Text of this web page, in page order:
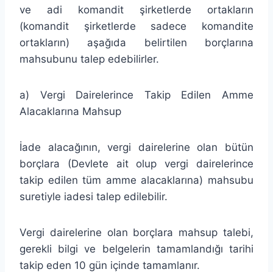
ve adi komandit şirketlerde ortakların
(komandit şirketlerde sadece komandite
ortakların) aşağıda belirtilen borçlarına
mahsubunu talep edebilirler.
a) Vergi Dairelerince Takip Edilen Amme
Alacaklarına Mahsup
İade alacağının, vergi dairelerine olan bütün
borçlara (Devlete ait olup vergi dairelerince
takip edilen tüm amme alacaklarına) mahsubu
suretiyle iadesi talep edilebilir.
Vergi dairelerine olan borçlara mahsup talebi,
gerekli bilgi ve belgelerin tamamlandığı tarihi
takip eden 10 gün içinde tamamlanır.